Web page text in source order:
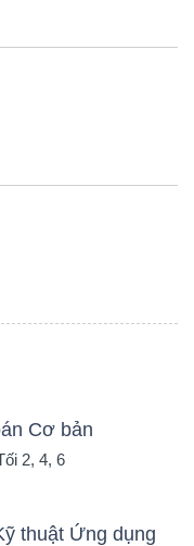
Cơ bản
2, 4, 6
thuật Ứng dụng